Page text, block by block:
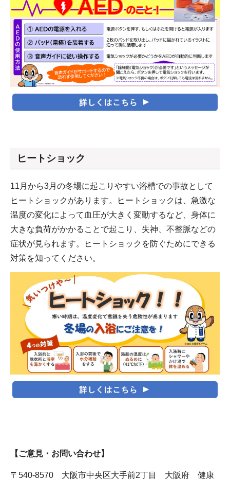
ヒートショック
11月から3月の冬場に起こりやすい浴槽での事故として
ヒートショックがあります。ヒートショックは、急激な
温度の変化によって血圧が大きく変動するなど、身体に
大きな負荷がかかることで起こり、失神、不整脈などの
症状が見られます。ヒートショックを防ぐためにできる
対策を知ってください。
【ご意見・お問い合わせ】
〒540-8570 大阪市中央区大手前2丁目 大阪府 健康